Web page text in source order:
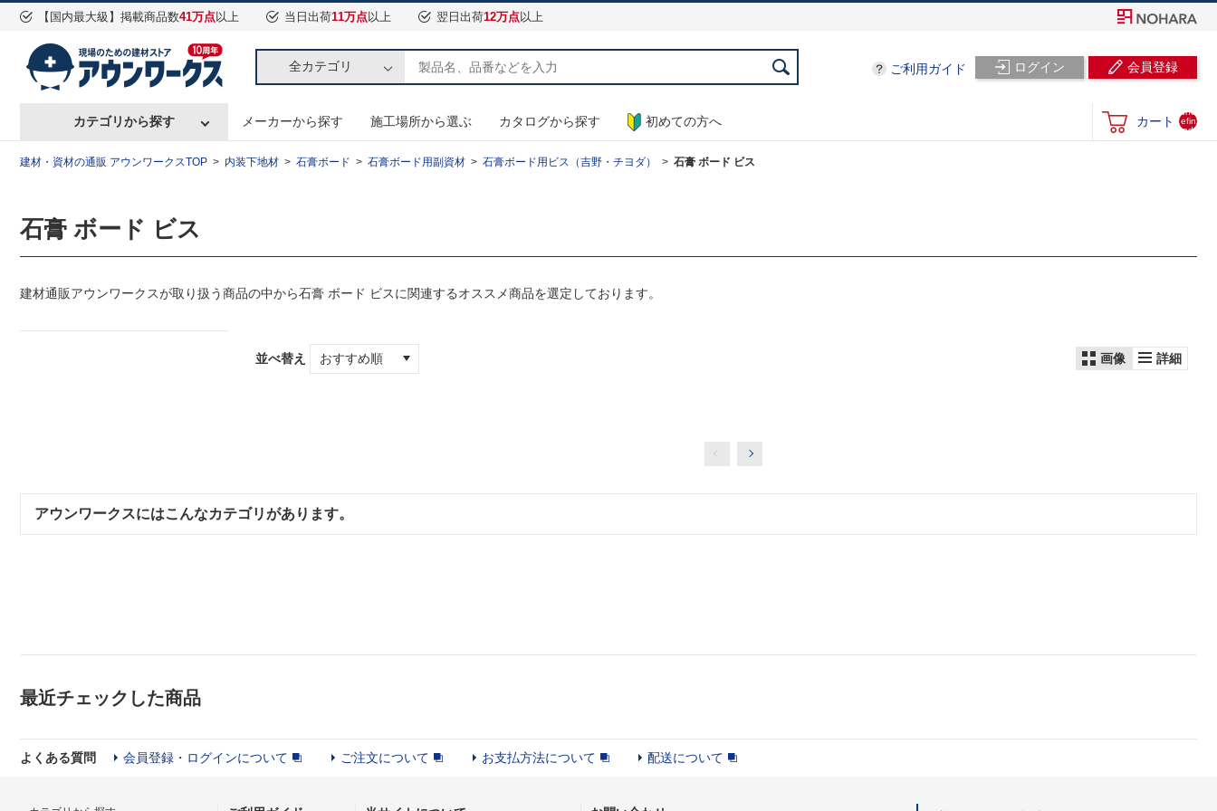
【国内最大級】掲載商品数41万点以上 当日出荷11万点以上 翌日出荷12万点以上
全カテゴリ ログイン 会員登録
ご利用ガイド
カテゴリから探す メーカーから探す 施工場所から選ぶ カタログから探す 初めての方へ カート
und
efin
ed
建材・資材の通販 アウンワークスTOP 内装下地材 石膏ボード 石膏ボード用副資材 石膏ボード用ビス（吉野・チヨダ） 石膏 ボード ビス
石膏 ボード ビス
建材通販アウンワークスが取り扱う商品の中から石膏 ボード ビスに関連するオススメ商品を選定しております。
並べ替え 画像 詳細
アウンワークスにはこんなカテゴリがあります。
最近チェックした商品
よくある質問 会員登録・ログインについて ご注文について お支払方法について 配送について